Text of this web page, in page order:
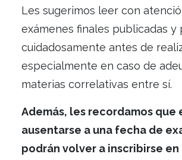
El derecho de examen
de los aranceles. La
si se cumplen las
anteriormente.
Les sugerimos leer con
exámenes finales